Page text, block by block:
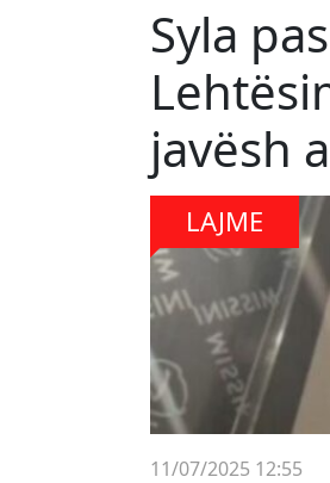
Syla
javësh
LAJME
11/07/2025 12:55